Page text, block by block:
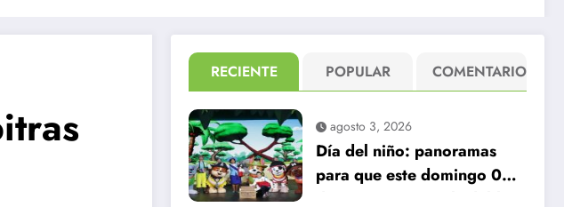
RECIENTE POPULAR COMENTARIO
agosto 3, 2026
Día del niño: panoramas
para que este domingo 09